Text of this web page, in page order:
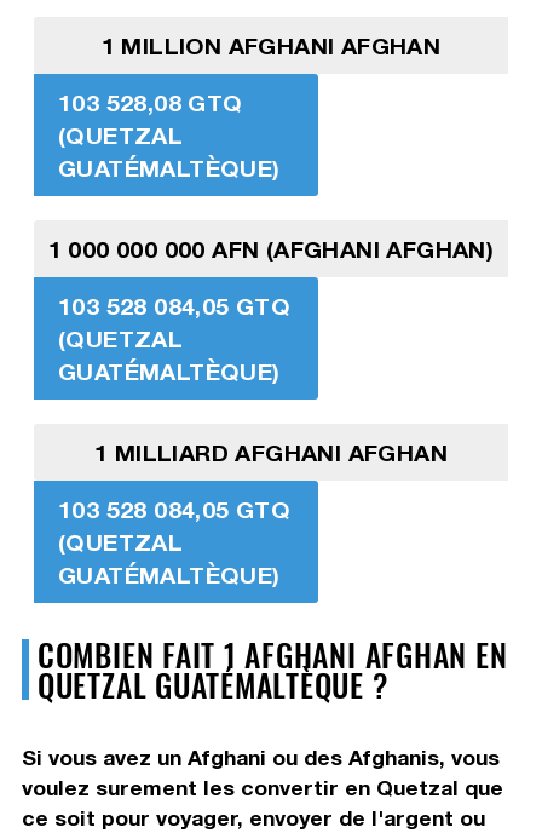
1 MILLION AFGHANI AFGHAN
103 528,08 GTQ
(QUETZAL
GUATÉMALTÈQUE)
1 000 000 000 AFN (AFGHANI AFGHAN)
103 528 084,05 GTQ
(QUETZAL
GUATÉMALTÈQUE)
1 MILLIARD AFGHANI AFGHAN
103 528 084,05 GTQ
(QUETZAL
GUATÉMALTÈQUE)
COMBIEN FAIT 1 AFGHANI AFGHAN EN
QUETZAL GUATÉMALTÈQUE ?
Si vous avez un Afghani ou des Afghanis, vous
voulez surement les convertir en Quetzal que
ce soit pour voyager, envoyer de l'argent ou